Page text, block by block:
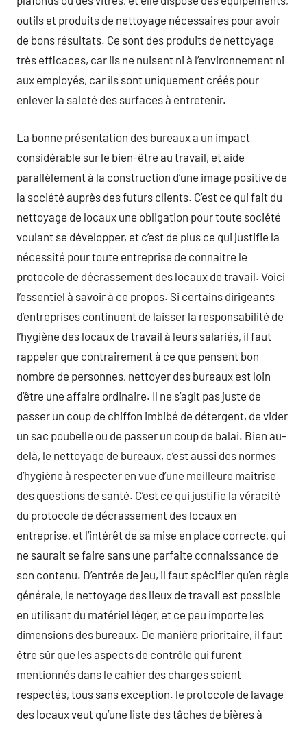
outils et produits de nettoyage nécessaires pour avoir
de bons résultats. Ce sont des produits de nettoyage
très efficaces, car ils ne nuisent ni à l’environnement ni
aux employés, car ils sont uniquement créés pour
enlever la saleté des surfaces à entretenir.
La bonne présentation des bureaux a un impact
considérable sur le bien-être au travail, et aide
parallèlement à la construction d’une image positive de
la société auprès des futurs clients. C’est ce qui fait du
nettoyage de locaux une obligation pour toute société
voulant se développer, et c’est de plus ce qui justifie la
nécessité pour toute entreprise de connaitre le
protocole de décrassement des locaux de travail. Voici
l’essentiel à savoir à ce propos. Si certains dirigeants
d’entreprises continuent de laisser la responsabilité de
l’hygiène des locaux de travail à leurs salariés, il faut
rappeler que contrairement à ce que pensent bon
nombre de personnes, nettoyer des bureaux est loin
d’être une affaire ordinaire. Il ne s’agit pas juste de
passer un coup de chiffon imbibé de détergent, de vider
un sac poubelle ou de passer un coup de balai. Bien au-
delà, le nettoyage de bureaux, c’est aussi des normes
d’hygiène à respecter en vue d’une meilleure maitrise
des questions de santé. C’est ce qui justifie la véracité
du protocole de décrassement des locaux en
entreprise, et l’intérêt de sa mise en place correcte, qui
ne saurait se faire sans une parfaite connaissance de
son contenu. D’entrée de jeu, il faut spécifier qu’en règle
générale, le nettoyage des lieux de travail est possible
en utilisant du matériel léger, et ce peu importe les
dimensions des bureaux. De manière prioritaire, il faut
être sûr que les aspects de contrôle qui furent
mentionnés dans le cahier des charges soient
respectés, tous sans exception. le protocole de lavage
des locaux veut qu’une liste des tâches de bières à